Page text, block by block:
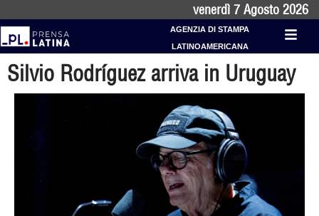
venerdì 7 Agosto 2026
AGENZIA DI STAMPA
LATINOAMERICANA
Silvio Rodríguez arriva in Uruguay